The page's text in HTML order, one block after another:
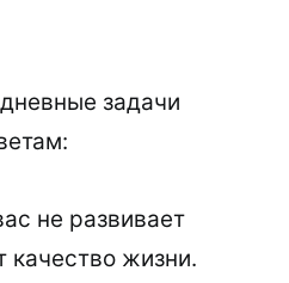
задачи
не развивает
качество жизни.